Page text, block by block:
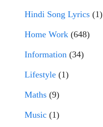
Hindi Song Lyrics (1)
Home Work (648)
Information (34)
Lifestyle (1)
Maths (9)
Music (1)